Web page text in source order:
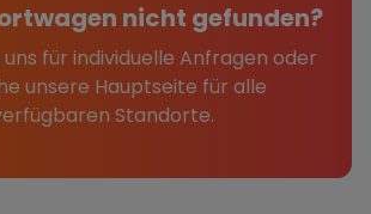
nicht gefunden?
für individuelle Anfragen oder
unsere Hauptseite für alle
Standorte.